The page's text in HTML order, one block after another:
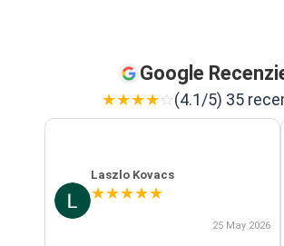
Google
★★★★☆(4.1/5) 35
Laszlo Kovacs
★★★★★
25 May 2026